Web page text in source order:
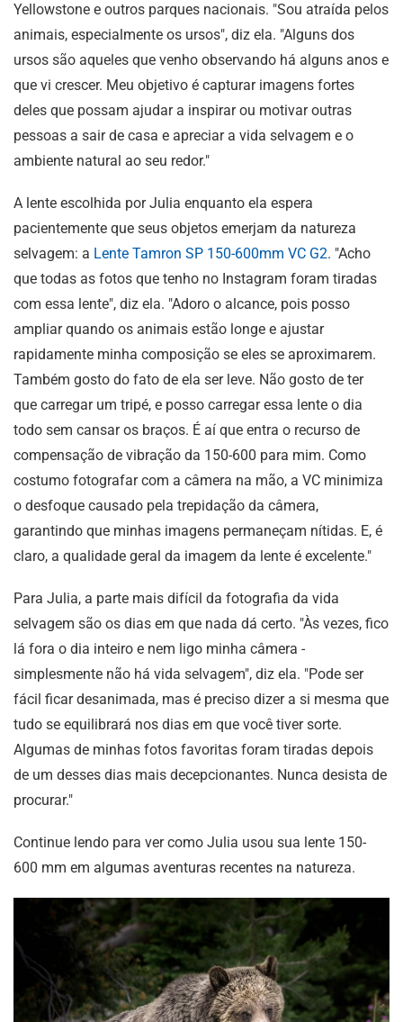
Yellowstone e outros parques nacionais. "Sou atraída pelos
animais, especialmente os ursos", diz ela. "Alguns dos
ursos são aqueles que venho observando há alguns anos e
que vi crescer. Meu objetivo é capturar imagens fortes
deles que possam ajudar a inspirar ou motivar outras
pessoas a sair de casa e apreciar a vida selvagem e o
ambiente natural ao seu redor."
A lente escolhida por Julia enquanto ela espera
pacientemente que seus objetos emerjam da natureza
selvagem: a Lente Tamron SP 150-600mm VC G2. "Acho
que todas as fotos que tenho no Instagram foram tiradas
com essa lente", diz ela. "Adoro o alcance, pois posso
ampliar quando os animais estão longe e ajustar
rapidamente minha composição se eles se aproximarem.
Também gosto do fato de ela ser leve. Não gosto de ter
que carregar um tripé, e posso carregar essa lente o dia
todo sem cansar os braços. É aí que entra o recurso de
compensação de vibração da 150-600 para mim. Como
costumo fotografar com a câmera na mão, a VC minimiza
o desfoque causado pela trepidação da câmera,
garantindo que minhas imagens permaneçam nítidas. E, é
claro, a qualidade geral da imagem da lente é excelente."
Para Julia, a parte mais difícil da fotografia da vida
selvagem são os dias em que nada dá certo. "Às vezes, fico
lá fora o dia inteiro e nem ligo minha câmera -
simplesmente não há vida selvagem", diz ela. "Pode ser
fácil ficar desanimada, mas é preciso dizer a si mesma que
tudo se equilibrará nos dias em que você tiver sorte.
Algumas de minhas fotos favoritas foram tiradas depois
de um desses dias mais decepcionantes. Nunca desista de
procurar."
Continue lendo para ver como Julia usou sua lente 150-
600 mm em algumas aventuras recentes na natureza.